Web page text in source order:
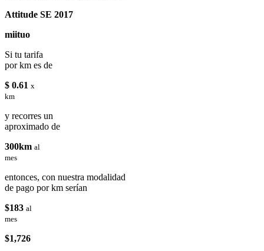
Attitude SE 2017
miituo
Si tu tarifa
por km es de
$ 0.61 x
km
y recorres un
aproximado de
300km al
mes
entonces, con nuestra modalidad
de pago por km serían
$183 al
mes
$1,726